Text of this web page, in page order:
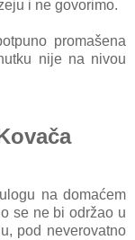
i ne govorimo.
promаšena
nije nа nivou
nа domаćem
se ne bi održаo u
pod neverovatno